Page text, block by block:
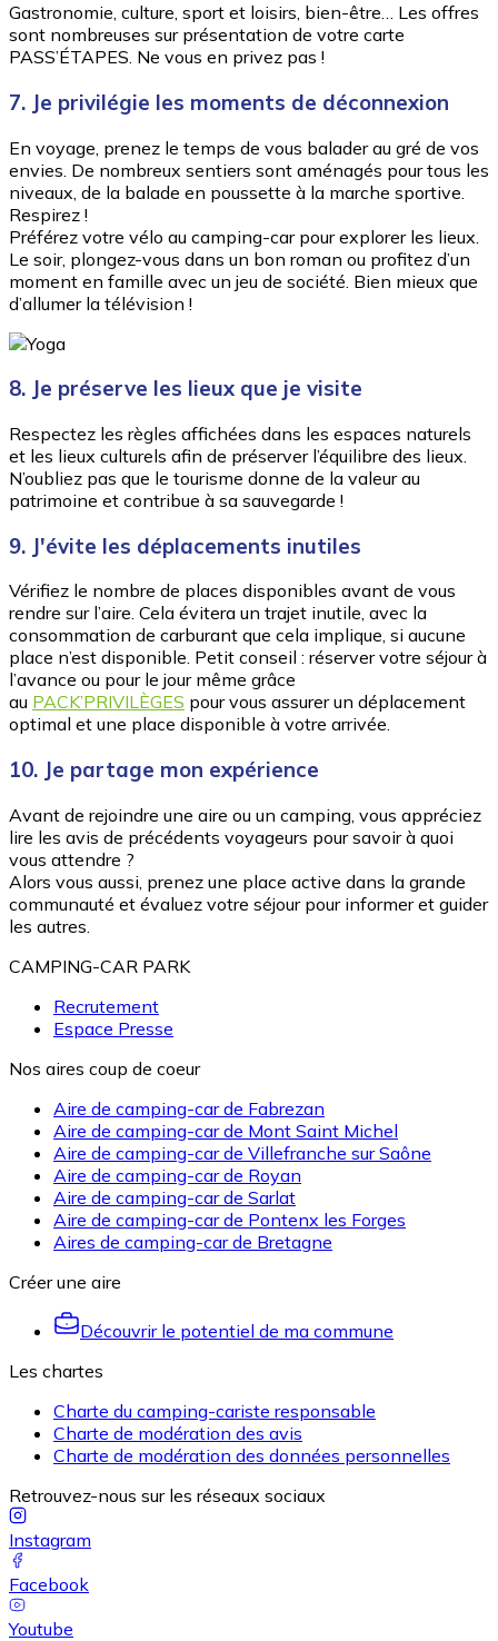
Gastronomie, culture, sport et loisirs, bien-être… Les offres
sont nombreuses sur présentation de votre carte
PASS’ÉTAPES. Ne vous en privez pas !
7. Je privilégie les moments de déconnexion
En voyage, prenez le temps de vous balader au gré de vos
envies. De nombreux sentiers sont aménagés pour tous les
niveaux, de la balade en poussette à la marche sportive.
Respirez !
Préférez votre vélo au camping-car pour explorer les lieux.
Le soir, plongez-vous dans un bon roman ou profitez d’un
moment en famille avec un jeu de société. Bien mieux que
d’allumer la télévision !
8. Je préserve les lieux que je visite
Respectez les règles affichées dans les espaces naturels
et les lieux culturels afin de préserver l’équilibre des lieux.
N’oubliez pas que le tourisme donne de la valeur au
patrimoine et contribue à sa sauvegarde !
9. J'évite les déplacements inutiles
Vérifiez le nombre de places disponibles avant de vous
rendre sur l’aire. Cela évitera un trajet inutile, avec la
consommation de carburant que cela implique, si aucune
place n’est disponible. Petit conseil : réserver votre séjour à
l’avance ou pour le jour même grâce
au PACK’PRIVILÈGES pour vous assurer un déplacement
optimal et une place disponible à votre arrivée.
10. Je partage mon expérience
Avant de rejoindre une aire ou un camping, vous appréciez
lire les avis de précédents voyageurs pour savoir à quoi
vous attendre ?
Alors vous aussi, prenez une place active dans la grande
communauté et évaluez votre séjour pour informer et guider
les autres.
CAMPING-CAR PARK
Recrutement
Espace Presse
Nos aires coup de coeur
Aire de camping-car de Fabrezan
Aire de camping-car de Mont Saint Michel
Aire de camping-car de Villefranche sur Saône
Aire de camping-car de Royan
Aire de camping-car de Sarlat
Aire de camping-car de Pontenx les Forges
Aires de camping-car de Bretagne
Créer une aire
Découvrir le potentiel de ma commune
Les chartes
Charte du camping-cariste responsable
Charte de modération des avis
Charte de modération des données personnelles
Retrouvez-nous sur les réseaux sociaux
Instagram
Facebook
Youtube